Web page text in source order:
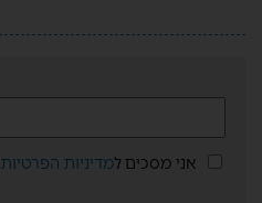
אני מסכים למדיניות הפרטיות